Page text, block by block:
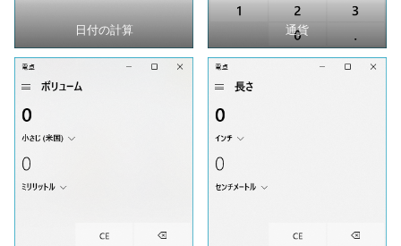
日付の計算 通貨